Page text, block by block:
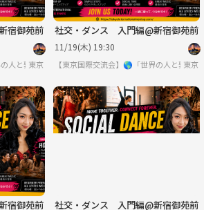
宿御苑前
の人と繋りたい」違う世界見てみたい方は必見 ※英語喋
東京
社交・ダンス 入門編@新宿御苑前
11/19(木) 19:30
【東京国際交流会】🌎「世界の人と繋り
東京
宿御苑前 社交・ダンス 入門編@新宿御苑前